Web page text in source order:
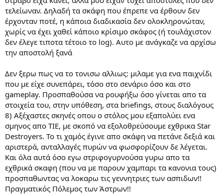
τελείωναν. Δηλαδή τα σκάφη που έπρεπε να έρθουν δεν
έρχονταν ποτέ, η κάποια διαδικασία δεν ολοκληρονώταν,
χωρίς να έχει χαθεί κάποιο κρίσιμο σκάφος (ή τουλάχιστον
δεν έλεγε τιποτα τέτοιο το log). Αυτο με ανάγκαζε να αρχίσω
την αποστολή ξανά
Δεν ξερω πως να το τονισω αλλιως: μιλαμε για ενα παιχνίδι
που με είχε συνεπάρει, τόσο στο σενάριο όσο και στο
gameplay. Προσπαθούσα να ρουφήξω όσο γίνεται απο τα
στοιχεία του, στην υπόθεση, στα briefings, στους διαλόγους
8) Αξέχαστες σκηνές οπου ο στόλος μου εξαπολύει ενα
σμηνος απο ΤΙΕ, με σκοπό να εξολοθρεύσουμε εχθρικα Star
Destroyers. Το τι χαμός έγινε απο σκάφη να πετάνε δεξιά και
αριστερά, ανταλλαγές πυρών να φωσφορίζουν δε λέγεται.
Και όλα αυτά όσο εγω στριφογυρνούσα γυρω απο τα
εχθρικά σκαφη (που να με παρουν χαμπαρι τα κανονια τους)
προσπαθωντας να λοκαρω τις γεννητριες των ασπιδων!!
Πραγματικός Πόλεμος των Άστρων!!